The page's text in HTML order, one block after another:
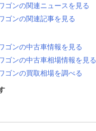
ゴンの関連ニュースを見る
ゴンの関連記事を見る
ゴンの中古車情報を見る
ゴンの中古車相場情報を見る
ゴンの買取相場を調べる